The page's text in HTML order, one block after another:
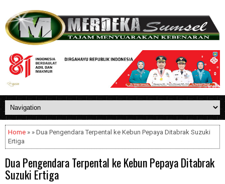
Home » » Dua Pengendara Terpental ke Kebun Pepaya Ditabrak Suzuki
Ertiga
Dua Pengendara Terpental ke Kebun Pepaya Ditabrak
Suzuki Ertiga